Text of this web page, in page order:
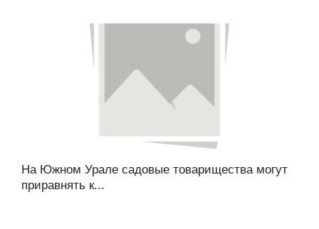
На Южном Урале садовые товарищества могут
приравнять к...